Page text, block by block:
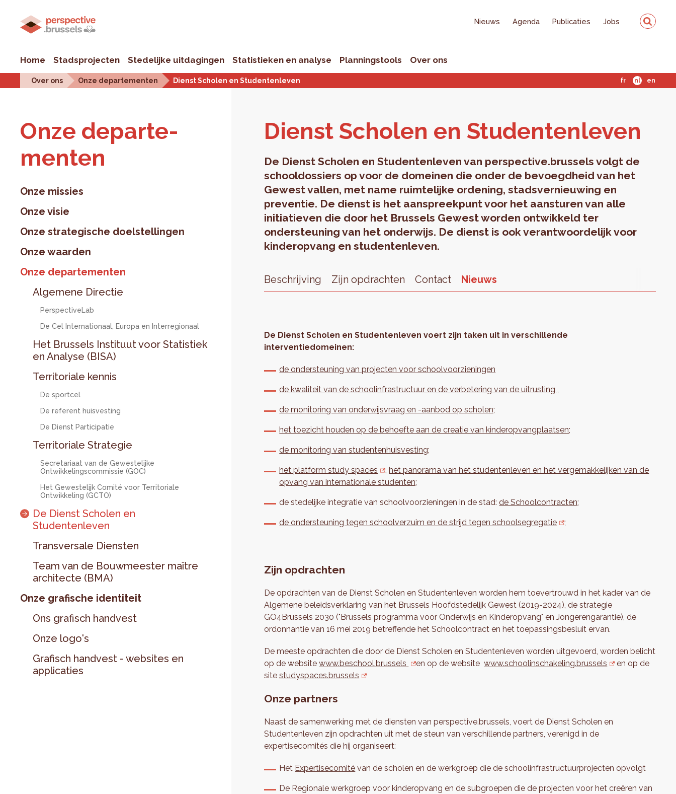
Nieuws Agenda Publicaties Jobs
Home Stadsprojecten Stedelijke uitdagingen Statistieken en analyse Planningstools Over ons
Over ons Onze departementen Dienst Scholen en Studentenleven fr nl en
Onze de­par­te­
men­ten
Onze missies
Onze visie
Onze strategische doelstellingen
Onze waarden
Onze departementen
Algemene Directie
PerspectiveLab
De Cel Internationaal, Europa en Interregionaal
Het Brussels Instituut voor Statistiek
en Analyse (BISA)
Territoriale kennis
De sportcel
De referent huisvesting
De Dienst Participatie
Territoriale Strategie
Secretariaat van de Gewestelijke
Ontwikkelingscommissie (GOC)
Het Gewestelijk Comité voor Territoriale
Ontwikkeling (GCTO)
De Dienst Scholen en
Studentenleven
Transversale Diensten
Team van de Bouwmeester maître
architecte (BMA)
Onze grafische identiteit
Ons grafisch handvest
Onze logo's
Grafisch handvest - websites en
applicaties
Dienst Scho­len en Stu­den­ten­le­ven
De Dienst Scholen en Studentenleven van perspective.brussels volgt de
schooldossiers op voor de domeinen die onder de bevoegdheid van het
Gewest vallen, met name ruimtelijke ordening, stadsvernieuwing en
preventie. De dienst is het aanspreekpunt voor het aansturen van alle
initiatieven die door het Brussels Gewest worden ontwikkeld ter
ondersteuning van het onderwijs. De dienst is ook verantwoordelijk voor
kinderopvang en studentenleven.
Beschrijving Zijn opdrachten Contact Nieuws
De Dienst Scholen en Studentenleven voert zijn taken uit in verschillende
interventiedomeinen:
de ondersteuning van projecten voor schoolvoorzieningen
de kwaliteit van de schoolinfrastructuur en de verbetering van de uitrusting ,
de monitoring van onderwijsvraag en -aanbod op scholen;
het toezicht houden op de behoefte aan de creatie van kinderopvangplaatsen;
de monitoring van studentenhuisvesting;
het platform study spaces ,het panorama van het studentenleven en het vergemakkelijken van de
opvang van internationale studenten;
de stedelijke integratie van schoolvoorzieningen in de stad:de Schoolcontracten;
de ondersteuning tegen schoolverzuim en de strijd tegen schoolsegregatie ;
Zijn opdrachten
De opdrachten van de Dienst Scholen en Studentenleven worden hem toevertrouwd in het kader van de
Algemene beleidsverklaring van het Brussels Hoofdstedelijk Gewest (2019-2024), de strategie
GO4Brussels 2030 ("Brussels programma voor Onderwijs en Kinderopvang" en Jongerengarantie), de
ordonnantie van 16 mei 2019 betreffende het Schoolcontract en het toepassingsbesluit ervan.
De meeste opdrachten die door de Dienst Scholen en Studentenleven worden uitgevoerd, worden belicht
op de websitewww.beschool.brussels en op de websitewww.schoolinschakeling.brussels
en op de
sitestudyspaces.brussels
Onze partners
Naast de samenwerking met de diensten van perspective.brussels, voert de Dienst Scholen en
Studentenleven zijn opdrachten uit met de steun van verschillende partners, verenigd in de
expertisecomités die hij organiseert:
Het Expertisecomité van de scholen en de werkgroep die de schoolinfrastructuurprojecten opvolgt
De Regionale werkgroep voor kinderopvang en de subgroepen die de projecten voor het creëren van